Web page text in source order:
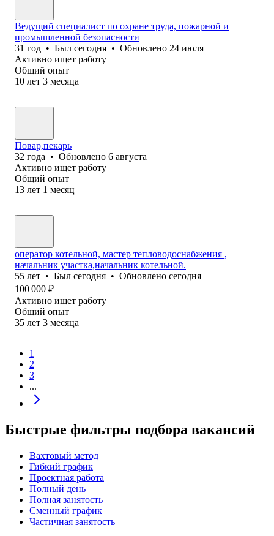
Ведущий специалист по охране труда, пожарной и
промышленной безопасности
31 год • Был сегодня • Обновлено 24 июля
Активно ищет работу
Общий опыт
10 лет 3 месяца
Повар,пекарь
32 года • Обновлено 6 августа
Активно ищет работу
Общий опыт
13 лет 1 месяц
оператор котельной, мастер тепловодоснабжения ,
начальник участка,начальник котельной.
55 лет • Был сегодня • Обновлено сегодня
100 000 ₽
Активно ищет работу
Общий опыт
35 лет 3 месяца
1
2
3
...
Быстрые фильтры подбора вакансий
Вахтовый метод
Гибкий график
Проектная работа
Полный день
Полная занятость
Сменный график
Частичная занятость